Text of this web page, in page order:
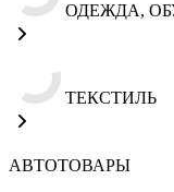
ОДЕЖДА,
ТЕКСТИЛЬ
АВТОТОВАРЫ